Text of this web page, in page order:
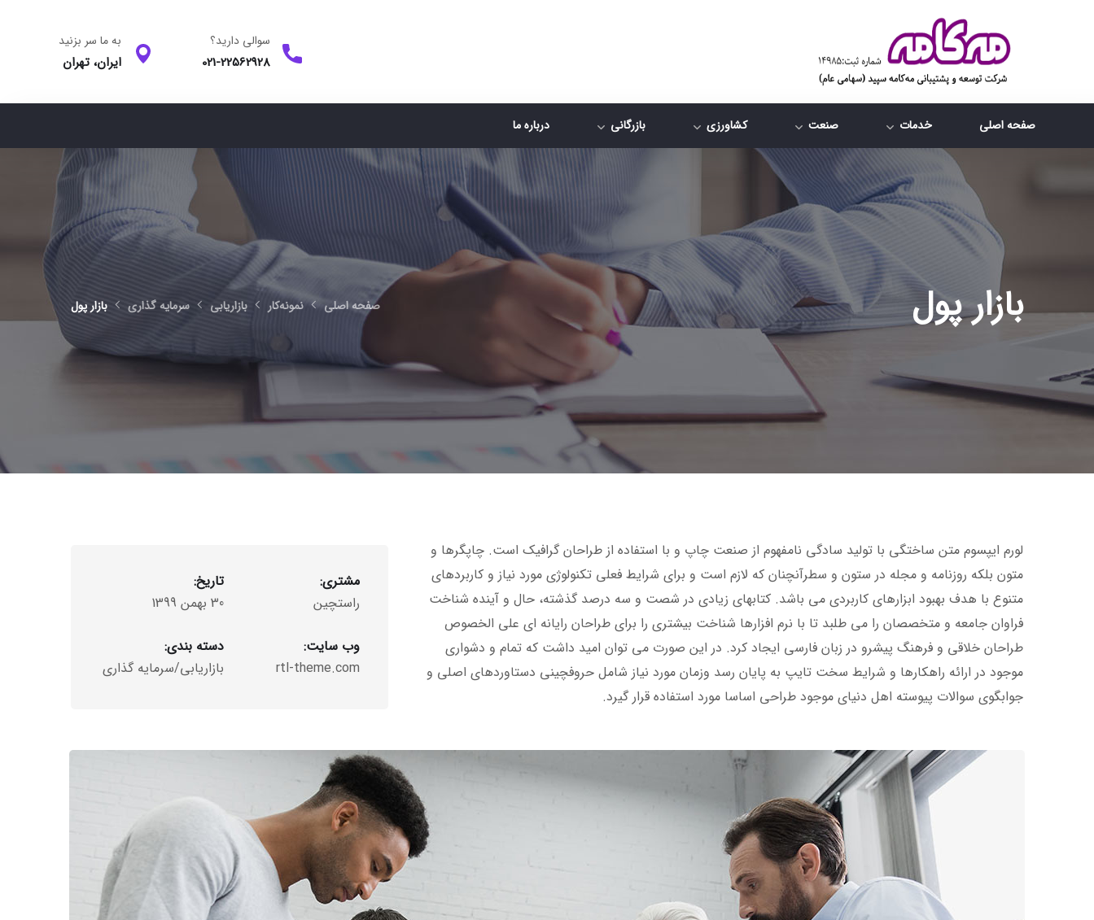
سوالی دارید؟
021-22562928
به ما سر بزنید
ایران، تهران
صفحه اصلی خدمات صنعت کشاورزی بازرگانی درباره ما
بازار پول صفحه اصلی نمونه‌کار بازاریابی سرمایه گذاری بازار پول
لورم ایپسوم متن ساختگی با تولید سادگی نامفهوم از صنعت چاپ و با استفاده از طراحان گرافیک است. چاپگرها و
متون بلکه روزنامه و مجله در ستون و سطرآنچنان که لازم است و برای شرایط فعلی تکنولوژی مورد نیاز و کاربردهای
متنوع با هدف بهبود ابزارهای کاربردی می باشد. کتابهای زیادی در شصت و سه درصد گذشته، حال و آینده شناخت
فراوان جامعه و متخصصان را می طلبد تا با نرم افزارها شناخت بیشتری را برای طراحان رایانه ای علی الخصوص
طراحان خلاقی و فرهنگ پیشرو در زبان فارسی ایجاد کرد. در این صورت می توان امید داشت که تمام و دشواری
موجود در ارائه راهکارها و شرایط سخت تایپ به پایان رسد وزمان مورد نیاز شامل حروفچینی دستاوردهای اصلی و
جوابگوی سوالات پیوسته اهل دنیای موجود طراحی اساسا مورد استفاده قرار گیرد.
مشتری:
راستچین
وب سایت:
rtl-theme.com
تاریخ:
30 بهمن 1399
دسته بندی:
بازاریابی/سرمایه گذاری